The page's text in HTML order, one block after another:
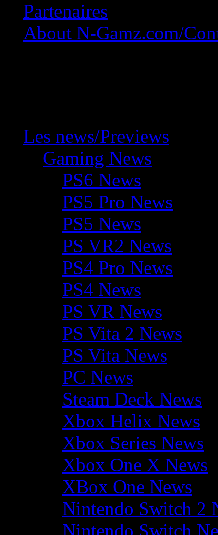
Partenaires
About N-Gamz.com/
Les news/Previews
Gaming News
PS6 News
PS5 Pro News
PS5 News
PS VR2 News
PS4 Pro News
PS4 News
PS VR News
PS Vita 2 News
PS Vita News
PC News
Steam Deck News
Xbox Helix News
Xbox Series News
Xbox One X News
XBox One News
Nintendo Switch 2
Nintendo Switch